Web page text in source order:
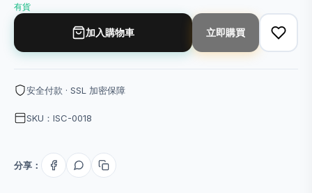
有貨
加入購物車 立即購買
安全付款 · SSL 加密保障
SKU：ISC-0018
分享：